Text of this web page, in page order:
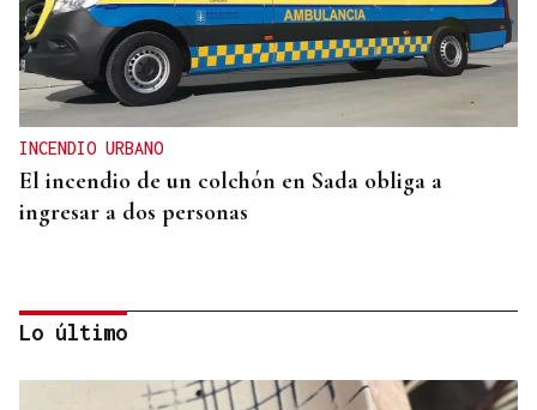
INCENDIO URBANO
El incendio de un colchón en Sada obliga a
ingresar a dos personas
Lo último